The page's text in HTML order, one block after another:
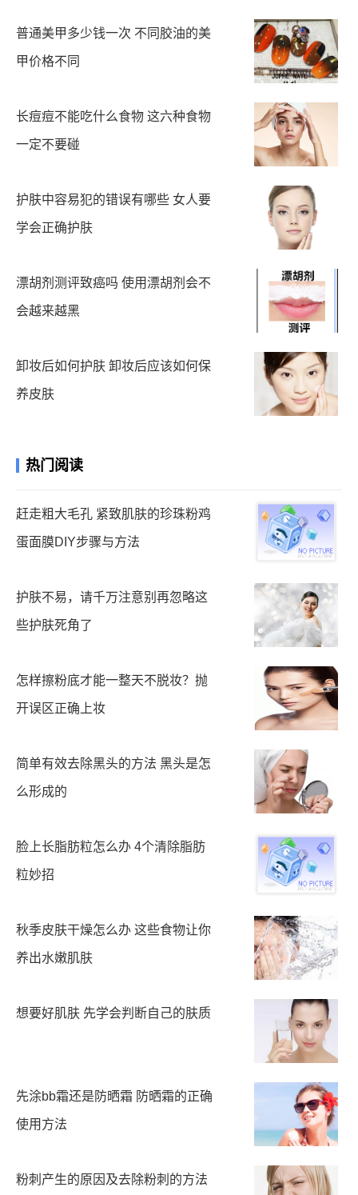
普通美甲多少钱一次 不同胶油的美
甲价格不同
长痘痘不能吃什么食物 这六种食物
一定不要碰
护肤中容易犯的错误有哪些 女人要
学会正确护肤
漂胡剂测评致癌吗 使用漂胡剂会不
会越来越黑
卸妆后如何护肤 卸妆后应该如何保
养皮肤
热门阅读
赶走粗大毛孔 紧致肌肤的珍珠粉鸡
蛋面膜DIY步骤与方法
护肤不易，请千万注意别再忽略这
些护肤死角了
怎样擦粉底才能一整天不脱妆？抛
开误区正确上妆
简单有效去除黑头的方法 黑头是怎
么形成的
脸上长脂肪粒怎么办 4个清除脂肪
粒妙招
秋季皮肤干燥怎么办 这些食物让你
养出水嫩肌肤
想要好肌肤 先学会判断自己的肤质
先涂bb霜还是防晒霜 防晒霜的正确
使用方法
粉刺产生的原因及去除粉刺的方法